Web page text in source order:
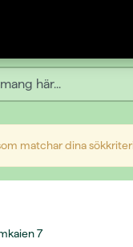
matchar dina
7